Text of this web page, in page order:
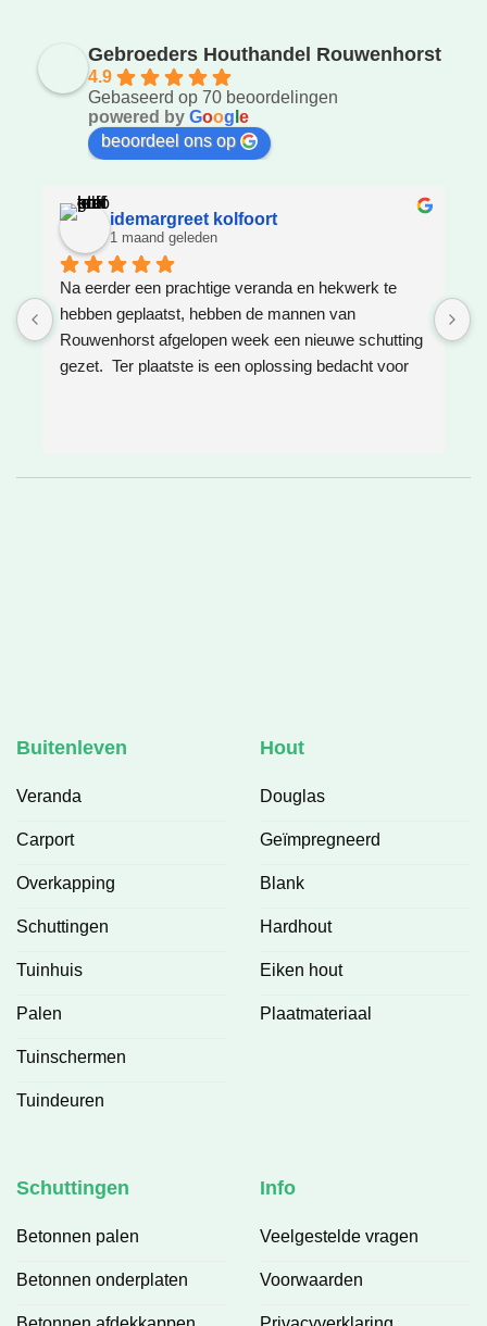
Gebroeders Houthandel Rouwenhorst
4.9
Gebaseerd op 70 beoordelingen
powered by Goog e
beoordeel ons op
idemargreet kolfoort
1 maand geleden
Na eerder een prachtige veranda en hekwerk te
hebben geplaatst, hebben de mannen van
Rouwenhorst afgelopen week een nieuwe schutting
gezet.  Ter plaatste is een oplossing bedacht voor
Buitenleven
Veranda
Carport
Overkapping
Schuttingen
Tuinhuis
Palen
Tuinschermen
Tuindeuren
Hout
Douglas
Geïmpregneerd
Blank
Hardhout
Eiken hout
Plaatmateriaal
Schuttingen
Betonnen palen
Betonnen onderplaten
Info
Veelgestelde vragen
Voorwaarden